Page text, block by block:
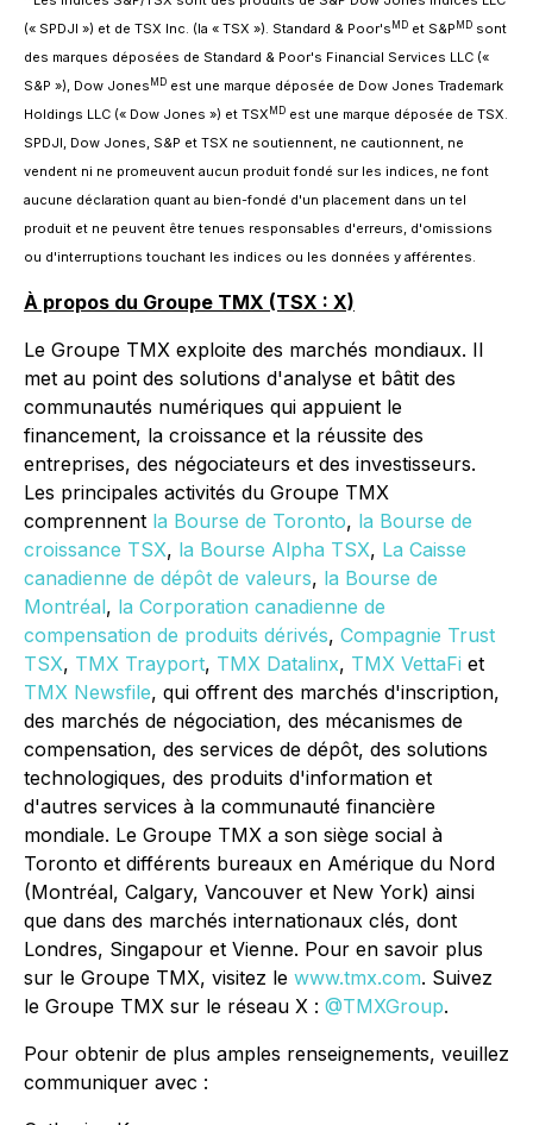
(« SPDJI ») et de TSX Inc. (la « TSX »). Standard & Poor's MD et S&P MD sont
des marques déposées de Standard & Poor's Financial Services LLC («
S&P »), Dow Jones MD est une marque déposée de Dow Jones Trademark
Holdings LLC (« Dow Jones ») et TSX MD est une marque déposée de TSX.
SPDJI, Dow Jones, S&P et TSX ne soutiennent, ne cautionnent, ne
vendent ni ne promeuvent aucun produit fondé sur les indices, ne font
aucune déclaration quant au bien-fondé d'un placement dans un tel
produit et ne peuvent être tenues responsables d'erreurs, d'omissions
ou d'interruptions touchant les indices ou les données y afférentes.
À propos du Groupe TMX (TSX : X)
Le Groupe TMX exploite des marchés mondiaux. Il
met au point des solutions d'analyse et bâtit des
communautés numériques qui appuient le
financement, la croissance et la réussite des
entreprises, des négociateurs et des investisseurs.
Les principales activités du Groupe TMX
comprennent la Bourse de Toronto, la Bourse de
croissance TSX, la Bourse Alpha TSX, La Caisse
canadienne de dépôt de valeurs, la Bourse de
Montréal, la Corporation canadienne de
compensation de produits dérivés, Compagnie Trust
TSX, TMX Trayport, TMX Datalinx, TMX VettaFi et
TMX Newsfile, qui offrent des marchés d'inscription,
des marchés de négociation, des mécanismes de
compensation, des services de dépôt, des solutions
technologiques, des produits d'information et
d'autres services à la communauté financière
mondiale. Le Groupe TMX a son siège social à
Toronto et différents bureaux en Amérique du Nord
(Montréal, Calgary, Vancouver et New York) ainsi
que dans des marchés internationaux clés, dont
Londres, Singapour et Vienne. Pour en savoir plus
sur le Groupe TMX, visitez le www.tmx.com. Suivez
le Groupe TMX sur le réseau X : @TMXGroup.
Pour obtenir de plus amples renseignements, veuillez
communiquer avec :